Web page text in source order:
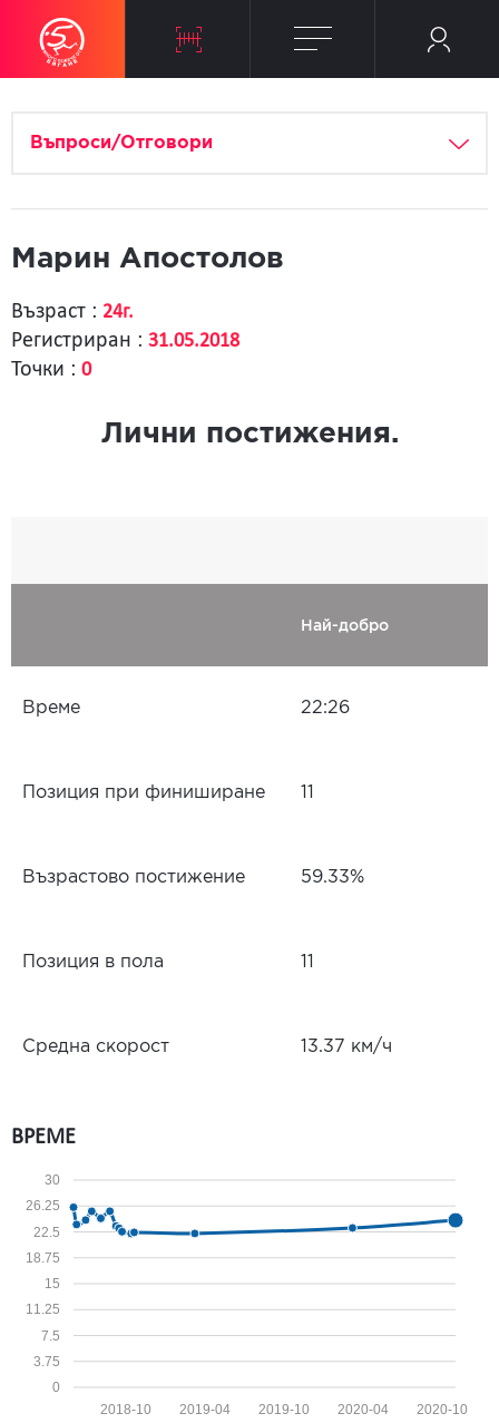
Въпроси/Отговори
Марин Апостолов
Възраст : 24г.
Регистриран : 31.05.2018
Точки : 0
Лични постижения.
Най-добро
Време 22:26
Позиция при финиширане
Възрастово постижение 59.33%
Позиция в пола
Средна скорост 13.37 км/ч
ВРЕМЕ
0
3.75
7.5
11.25
15
18.75
22.5
26.25
30
2020-10
2020-04
2019-10
2019-04
2018-10